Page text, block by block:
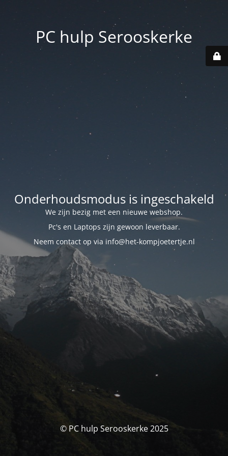
PC hulp Serooskerke
Onderhoudsmodus is ingeschakeld
We zijn bezig met een nieuwe webshop.
Pc's en Laptops zijn gewoon leverbaar.
Neem contact op via info@het-kompjoetertje.nl
© PC hulp Serooskerke 2025